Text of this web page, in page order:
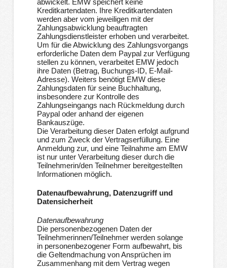
abwickelt. EMW speichert keine
Kreditkartendaten. Ihre Kreditkartendaten
werden aber vom jeweiligen mit der
Zahlungsabwicklung beauftragten
Zahlungsdienstleister erhoben und verarbeitet.
Um für die Abwicklung des Zahlungsvorgangs
erforderliche Daten dem Paypal zur Verfügung
stellen zu können, verarbeitet EMW jedoch
ihre Daten (Betrag, Buchungs-ID, E-Mail-
Adresse). Weiters benötigt EMW diese
Zahlungsdaten für seine Buchhaltung,
insbesondere zur Kontrolle des
Zahlungseingangs nach Rückmeldung durch
Paypal oder anhand der eigenen
Bankauszüge.
Die Verarbeitung dieser Daten erfolgt aufgrund
und zum Zweck der Vertragserfüllung. Eine
Anmeldung zur, und eine Teilnahme am EMW
ist nur unter Verarbeitung dieser durch die
Teilnehmerin/den Teilnehmer bereitgestellten
Informationen möglich.
Datenaufbewahrung, Datenzugriff und
Datensicherheit
Datenaufbewahrung
Die personenbezogenen Daten der
Teilnehmerinnen/Teilnehmer werden solange
in personenbezogener Form aufbewahrt, bis
die Geltendmachung von Ansprüchen im
Zusammenhang mit dem Vertrag wegen